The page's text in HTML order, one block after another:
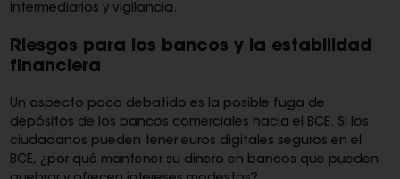
intermediarios y vigilancia.
Riesgos para los bancos y la estabilidad
financiera
Un aspecto poco debatido es la posible fuga de
depósitos de los bancos comerciales hacia el BCE. Si los
ciudadanos pueden tener euros digitales seguros en el
BCE, ¿por qué mantener su dinero en bancos que pueden